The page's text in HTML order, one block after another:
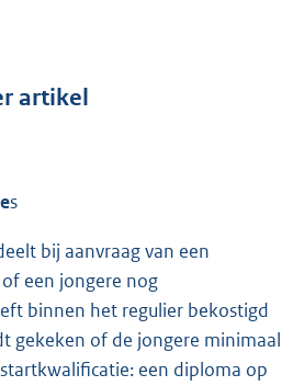
artikel
s
bij aanvraag van een
een jongere nog
binnen het regulier bekostigd
gekeken of de jongere minimaal
een diploma op